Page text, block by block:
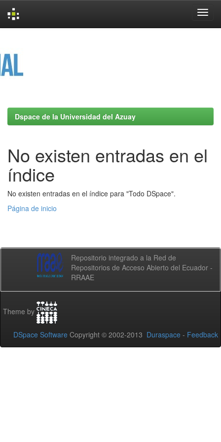
Dspace de la Universidad del Azuay
No existen entradas en el
índice
No existen entradas en el índice para "Todo DSpace".
Página de inicio
Repositorio integrado a la Red de
Repositorios de Acceso Abierto del Ecuador -
RRAAE
Theme by
DSpace Software Copyright © 2002-2013 Duraspace - Feedback